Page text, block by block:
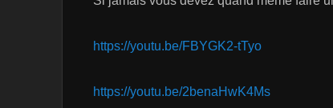
https://youtu.be/FBYGK2-tTyo
https://youtu.be/2benaHwK4Ms